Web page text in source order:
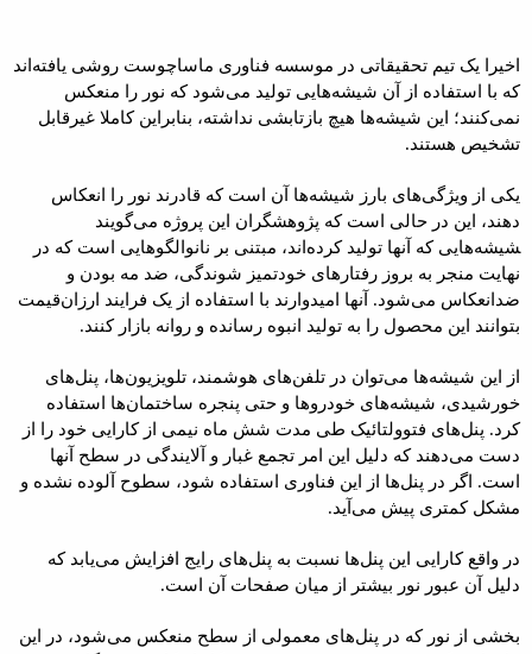
اخیرا یک تیم تحقیقاتی در موسسه فناوری ماساچوست روشی یافته‌اند
که با استفاده از آن شیشه‌هایی تولید می‌شود که نور را منعکس
نمی‌کنند؛ این شیشه‌ها هیچ بازتابشی نداشته، بنابراین کاملا غیرقابل
تشخیص هستند.
یکی از ویژگی‌های بارز شیشه‌ها آن است که قادرند نور را انعکاس
دهند، این در حالی است که پژوهشگران این پروژه می‌گویند
‍شیشه‌هایی که آنها تولید کرده‌اند، مبتنی بر نانوالگوهایی است که در
نهایت منجر به بروز رفتارهای خودتمیز شوندگی، ضد مه بودن و
ضدانعکاس می‌شود. آنها امیدوارند با استفاده از یک فرایند ارزان‌قیمت
بتوانند این محصول را به تولید انبوه رسانده و روانه بازار کنند.
از این شیشه‌ها می‌توان در تلفن‌های هوشمند، تلویزیون‌ها، پنل‌های
خورشیدی، شیشه‌های خودروها و حتی پنجره ساختمان‌ها استفاده
کرد. پنل‌های فتوولتائیک طی مدت شش ماه نیمی از کارایی خود را از
دست می‌دهند که دلیل این امر تجمع غبار و آلایندگی در سطح آنها
است. اگر در پنل‌ها از این فناوری استفاده شود، سطوح آلوده نشده و
مشکل کمتری پیش می‌آید.
در واقع کارایی این پنل‌ها نسبت به پنل‌های رایج افزایش می‌یابد که
دلیل آن عبور نور بیشتر از میان صفحات آن است.
بخشی از نور که در پنل‌های معمولی از سطح منعکس می‌شود، در این